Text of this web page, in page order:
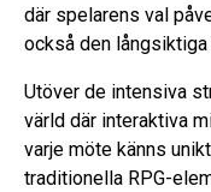
där spelarens val
också den
Utöver de intensiva
värld där interaktiva
varje möte känns
traditionella RPG-